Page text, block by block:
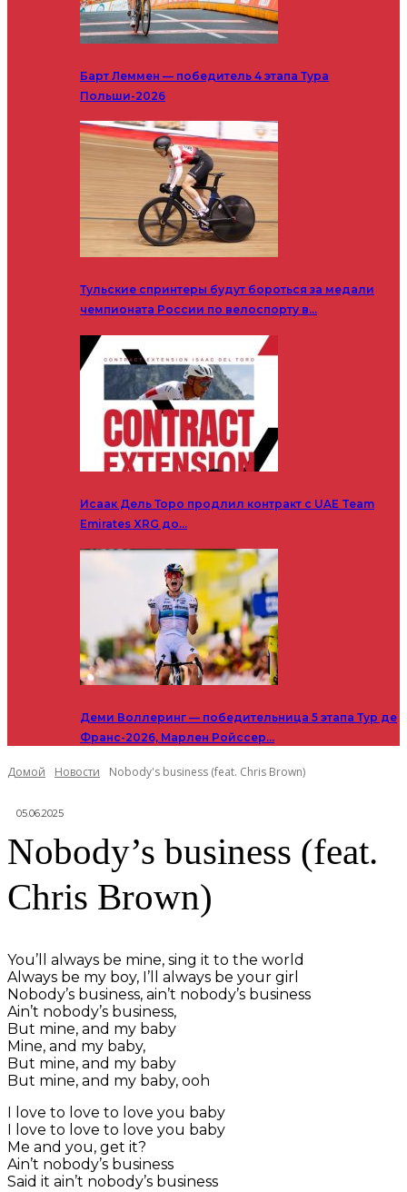
Барт Леммен — победитель 4 этапа Тура
Польши-2026
Тульские спринтеры будут бороться за медали
чемпионата России по велоспорту в…
Исаак Дель Торо продлил контракт с UAE Team
Emirates XRG до…
Деми Воллеринг — победительница 5 этапа Тур де
Франс-2026, Марлен Ройссер…
Домой Новости Nobody's business (feat. Chris Brown)
05.06.2025
Nobody’s business (feat.
Chris Brown)
You’ll always be mine, sing it to the world
Always be my boy, I’ll always be your girl
Nobody’s business, ain’t nobody’s business
Ain’t nobody’s business,
But mine, and my baby
Mine, and my baby,
But mine, and my baby
But mine, and my baby, ooh
I love to love to love you baby
I love to love to love you baby
Me and you, get it?
Ain’t nobody’s business
Said it ain’t nobody’s business